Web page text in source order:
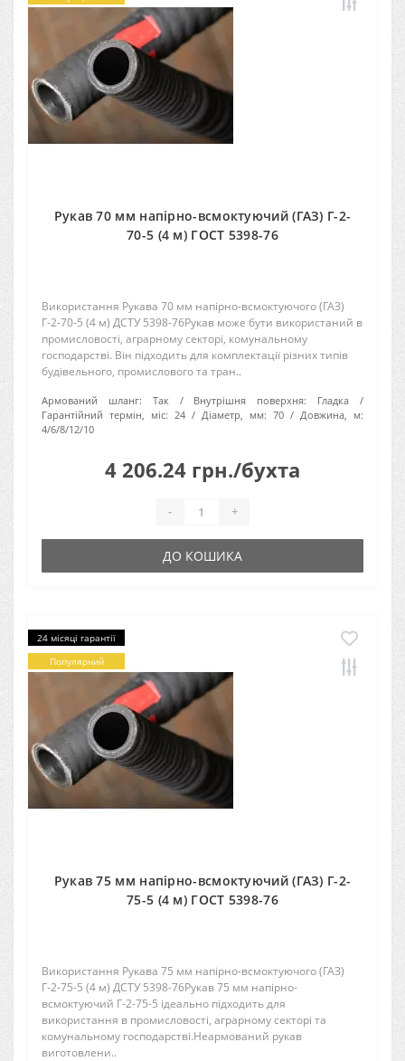
Рукав 70 мм напірно-всмоктуючий (ГАЗ) Г-2-
70-5 (4 м) ГОСТ 5398-76
Використання Рукава 70 мм напірно-всмоктуючого (ГАЗ)
Г-2-70-5 (4 м) ДСТУ 5398-76Рукав може бути використаний в
промисловості, аграрному секторі, комунальному
господарстві. Він підходить для комплектації різних типів
будівельного, промислового та тран..
Армований шланг: Так Внутрішня поверхня:
Гладка
Гарантійний термін, міс: 24 Діаметр, мм: 70
Довжина, м:
4/6/8/12/10
4 206.24 грн./бухта
- +
ДО КОШИКА
24 місяці гарантії
Популярний
Рукав 75 мм напірно-всмоктуючий (ГАЗ) Г-2-
75-5 (4 м) ГОСТ 5398-76
Використання Рукава 75 мм напірно-всмоктуючого (ГАЗ)
Г-2-75-5 (4 м) ДСТУ 5398-76Рукав 75 мм напірно-
всмоктуючий Г-2-75-5 ідеально підходить для
використання в промисловості, аграрному секторі та
комунальному господарстві.Неармований рукав
виготовлени..